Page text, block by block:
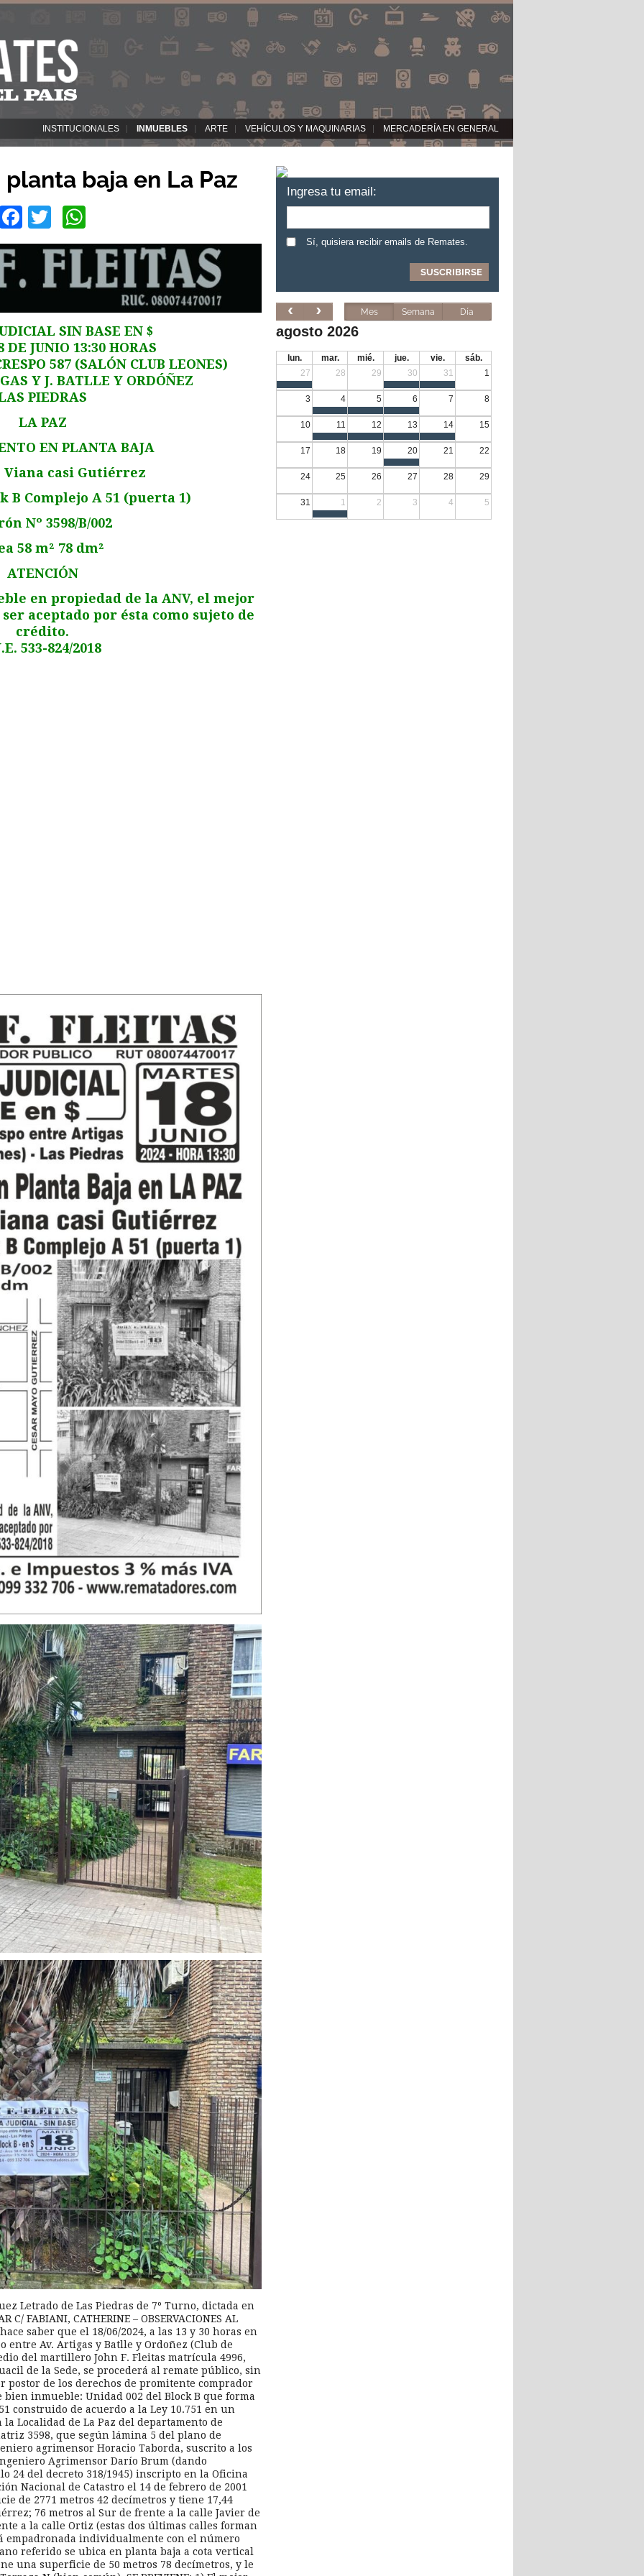
INSTITUCIONALES INMUEBLES ARTE VEHÍCULOS Y MAQUINARIAS MERCADERÍA EN GENERAL
baja en La Paz
Facebook
Twitter
SIN BASE EN $
DE JUNIO 13:30 HORAS
587 (SALÓN CLUB LEONES)
Y J. BATLLE Y ORDÓÑEZ
PIEDRAS
LA PAZ
EN PLANTA BAJA
Viana casi Gutiérrez
B Complejo A 51 (puerta 1)
Nº 3598/B/002
58 m² 78 dm²
ATENCIÓN
en propiedad de la ANV, el mejor
aceptado por ésta como sujeto de
crédito.
533-824/2018
Letrado de Las Piedras de 7º Turno, dictada en
C/ FABIANI, CATHERINE – OBSERVACIONES AL
saber que el 18/06/2024, a las 13 y 30 horas en
entre Av. Artigas y Batlle y Ordoñez (Club de
del martillero John F. Fleitas matrícula 4996,
de la Sede, se procederá al remate público, sin
postor de los derechos de promitente comprador
inmueble: Unidad 002 del Block B que forma
construido de acuerdo a la Ley 10.751 en un
Localidad de La Paz del departamento de
3598, que según lámina 5 del plano de
agrimensor Horacio Taborda, suscrito a los
Agrimensor Darío Brum (dando
del decreto 318/1945) inscripto en la Oficina
Nacional de Catastro el 14 de febrero de 2001
de 2771 metros 42 decímetros y tiene 17,44
76 metros al Sur de frente a la calle Javier de
a la calle Ortiz (estas dos últimas calles forman
empadronada individualmente con el número
referido se ubica en planta baja a cota vertical
una superficie de 50 metros 78 decímetros, y le
Ingresa tu email:
Sí, quisiera recibir emails de Remates.
Mes Semana Día
agosto 2026
lun. mar. mié. jue. vie.
sáb.
27
28 29 30 31 1
3 4 5 6 7 8
10 11 12 13 14 15
17 18 19 20 21 22
24 25 26 27 28 29
31 1 2 3 4 5